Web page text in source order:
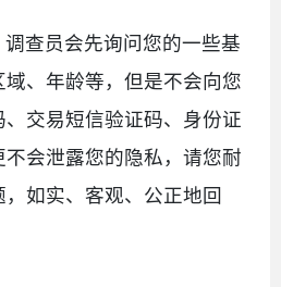
查员会先询问您的一些基
、年龄等，但是不会向您
交易短信验证码、身份证
会泄露您的隐私，请您耐
如实、客观、公正地回